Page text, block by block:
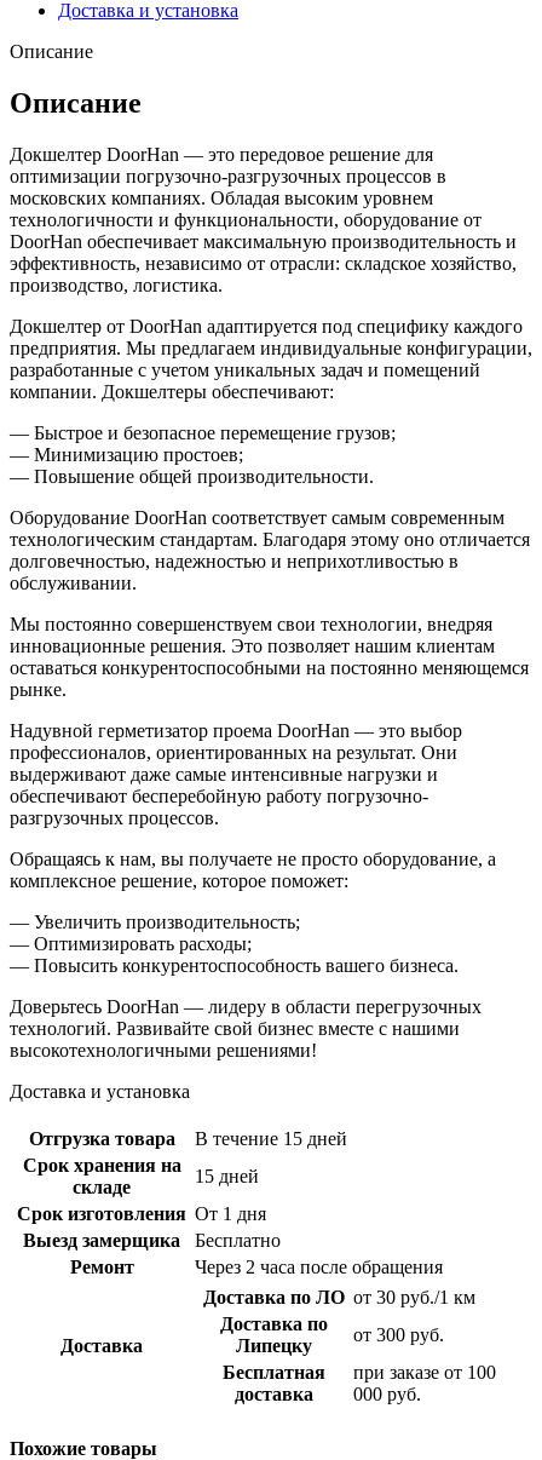
Доставка и установка
Описание
Описание
Докшелтер DoorHan — это передовое решение для
оптимизации погрузочно-разгрузочных процессов в
московских компаниях. Обладая высоким уровнем
технологичности и функциональности, оборудование от
DoorHan обеспечивает максимальную производительность и
эффективность, независимо от отрасли: складское хозяйство,
производство, логистика.
Докшелтер от DoorHan адаптируется под специфику каждого
предприятия. Мы предлагаем индивидуальные конфигурации,
разработанные с учетом уникальных задач и помещений
компании. Докшелтеры обеспечивают:
— Быстрое и безопасное перемещение грузов;
— Минимизацию простоев;
— Повышение общей производительности.
Оборудование DoorHan соответствует самым современным
технологическим стандартам. Благодаря этому оно отличается
долговечностью, надежностью и неприхотливостью в
обслуживании.
Мы постоянно совершенствуем свои технологии, внедряя
инновационные решения. Это позволяет нашим клиентам
оставаться конкурентоспособными на постоянно меняющемся
рынке.
Надувной герметизатор проема DoorHan — это выбор
профессионалов, ориентированных на результат. Они
выдерживают даже самые интенсивные нагрузки и
обеспечивают бесперебойную работу погрузочно-
разгрузочных процессов.
Обращаясь к нам, вы получаете не просто оборудование, а
комплексное решение, которое поможет:
— Увеличить производительность;
— Оптимизировать расходы;
— Повысить конкурентоспособность вашего бизнеса.
Доверьтесь DoorHan — лидеру в области перегрузочных
технологий. Развивайте свой бизнес вместе с нашими
высокотехнологичными решениями!
Доставка и установка
Отгрузка товара
В течение 15 дней
Срок хранения на
складе
15 дней
Срок изготовления От 1 дня
Выезд замерщика
Бесплатно
Ремонт
Через 2 часа после обращения
Доставка
Доставка по ЛО от 30 руб./1 км
Доставка по
Липецку
от 300 руб.
Бесплатная
доставка
при заказе от 100
000 руб.
Похожие товары